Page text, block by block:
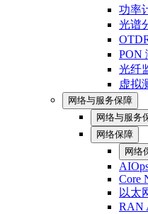
功率
光谱
PON
光纤
虚拟
网络与服务保障
网络与服务
网络保障
网络
Core
以太
RAN